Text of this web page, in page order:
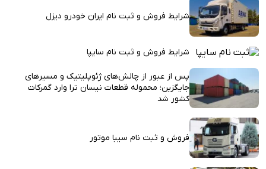
شرایط فروش و ثبت نام ایران خودرو دیزل
شرایط فروش و ثبت نام سایپا
پس از عبور از چالش‌های ژئوپلیتیک و مسیرهای
جایگزین؛ محموله قطعات نیسان ترا وارد گمرکات
کشور شد
فروش و ثبت نام سیبا موتور